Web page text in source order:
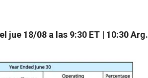
jue 18/08 a las 9:30 ET | 10:30 Arg.